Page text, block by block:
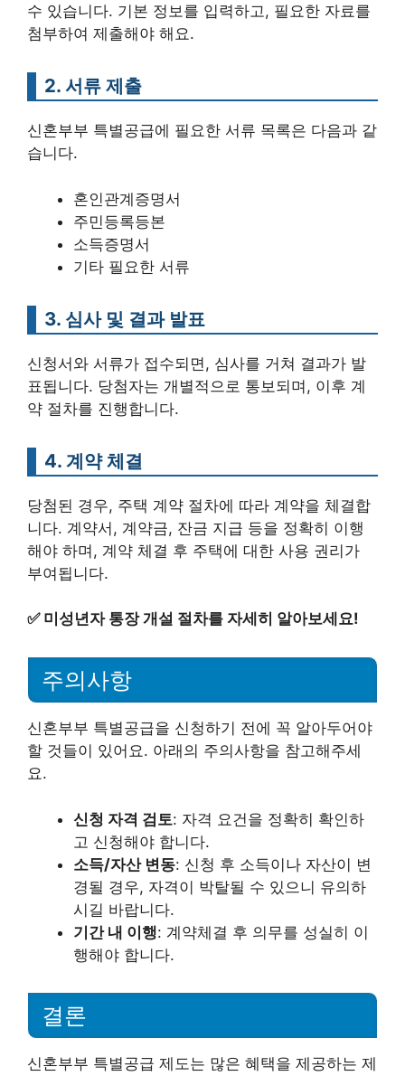
수 있습니다. 기본 정보를 입력하고, 필요한 자료를
첨부하여 제출해야 해요.
2. 서류 제출
신혼부부 특별공급에 필요한 서류 목록은 다음과 같
습니다.
혼인관계증명서
주민등록등본
소득증명서
기타 필요한 서류
3. 심사 및 결과 발표
신청서와 서류가 접수되면, 심사를 거쳐 결과가 발
표됩니다. 당첨자는 개별적으로 통보되며, 이후 계
약 절차를 진행합니다.
4. 계약 체결
당첨된 경우, 주택 계약 절차에 따라 계약을 체결합
니다. 계약서, 계약금, 잔금 지급 등을 정확히 이행
해야 하며, 계약 체결 후 주택에 대한 사용 권리가
부여됩니다.
✅ 미성년자 통장 개설 절차를 자세히 알아보세요!
주의사항
신혼부부 특별공급을 신청하기 전에 꼭 알아두어야
할 것들이 있어요. 아래의 주의사항을 참고해주세
요.
신청 자격 검토: 자격 요건을 정확히 확인하
고 신청해야 합니다.
소득/자산 변동: 신청 후 소득이나 자산이 변
경될 경우, 자격이 박탈될 수 있으니 유의하
시길 바랍니다.
기간 내 이행: 계약체결 후 의무를 성실히 이
행해야 합니다.
결론
신혼부부 특별공급 제도는 많은 혜택을 제공하는 제